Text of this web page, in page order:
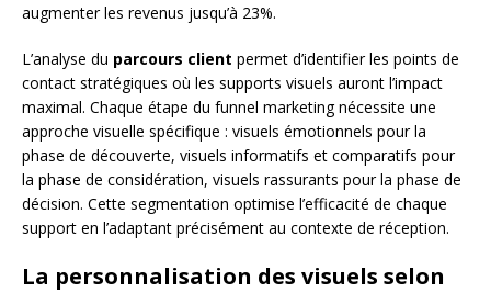
augmenter les revenus jusqu’à 23%.
L’analyse du parcours client permet d’identifier les points de
contact stratégiques où les supports visuels auront l’impact
maximal. Chaque étape du funnel marketing nécessite une
approche visuelle spécifique : visuels émotionnels pour la
phase de découverte, visuels informatifs et comparatifs pour
la phase de considération, visuels rassurants pour la phase de
décision. Cette segmentation optimise l’efficacité de chaque
support en l’adaptant précisément au contexte de réception.
La personnalisation des visuels selon